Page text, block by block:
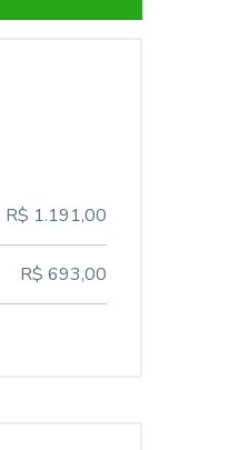
R$ 1.191,00
R$ 693,00